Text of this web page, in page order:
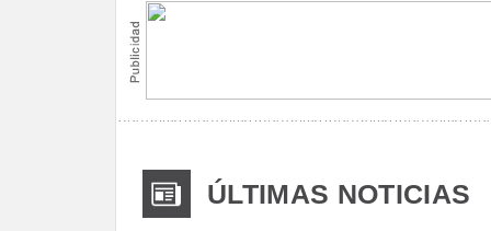
ÚLTIMAS NOTICIAS